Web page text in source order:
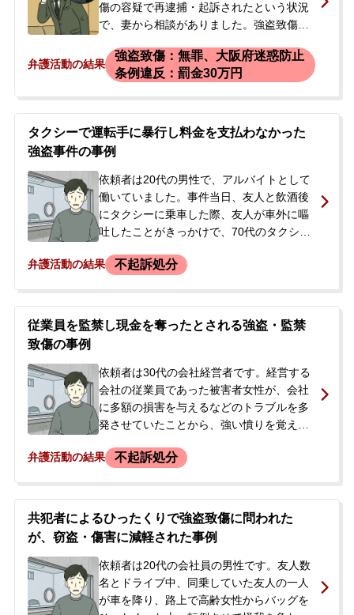
傷の容疑で再逮捕・起訴されたという状況
で、妻から相談がありました。強盗致傷事
せ、現金などが入ったカバンを奪い、怪我
を負わせたとされるものです。捜査段階で
は国選弁護人がついていましたが、公判前
整理手続が始まった段階で、状況がわから
ず不安だとして私選弁護の依頼に至りまし
た。ご本人は、強盗致傷については犯人で
らに、起訴後、捜査段階で黙秘していたパ
チンコ店での盗撮（府迷惑防止条例違反）
についても追起訴されました。また、逃走
に使われたとされる自転車の窃盗容疑もか
起訴処分となりました。
弁護活動の結果
強盗致傷：無罪、大阪府迷惑防止
条例違反：罰金30万円
タクシーで運転手に暴行し料金を支払わなかった
強盗事件の事例
依頼者は20代の男性で、アルバイトとして
働いていました。事件当日、友人と飲酒後
にタクシーに乗車した際、友人が車外に嘔
吐したことがきっかけで、70代のタクシー
していた友人が運転手の髪を掴んで殴る暴
その後、駆けつけた警察官によって、友人
と共に強盗の容疑で現行犯逮捕されまし
ました。当初は国選弁護人がついていまし
たが、家族がその対応に不安を感じ、私選
弁護人への切り替えを検討して当事務所へ
相談に来られました。依頼者本人は事件当
した。
弁護活動の結果 不起訴処分
従業員を監禁し現金を奪ったとされる強盗・監禁
致傷の事例
依頼者は30代の会社経営者です。経営する
会社の従業員であった被害者女性が、会社
に多額の損害を与えるなどのトラブルを多
発させていたことから、強い憤りを覚えて
連れ込み、その過程で腕を掴んで怪我をさ
監禁致傷・監禁の容疑で逮捕されました。
逮捕の翌日、依頼者の友人から当事務所に
相談がありました。接見したところ、依頼
者は腕を掴んだことは認めるものの、首を
絞めるなどの過剰な暴行は否定し、現金を
奪った際の暴行脅迫もなかったと主張して
弁護活動の結果 不起訴処分
共犯者によるひったくりで強盗致傷に問われた
が、窃盗・傷害に減軽された事例
依頼者は20代の会社員の男性です。友人数
名とドライブ中、同乗していた友人の一人
が車を降り、路上で高齢女性からバッグを